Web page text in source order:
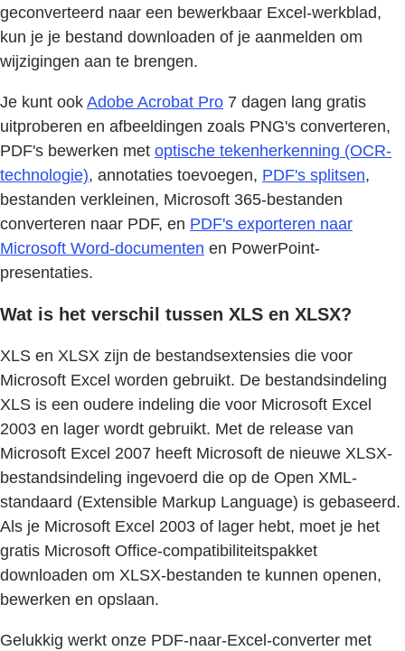
geconverteerd naar een bewerkbaar Excel-werkblad,
kun je je bestand downloaden of je aanmelden om
wijzigingen aan te brengen.
Je kunt ook Adobe Acrobat Pro 7 dagen lang gratis
uitproberen en afbeeldingen zoals PNG's converteren,
PDF's bewerken met optische tekenherkenning (OCR-
technologie), annotaties toevoegen, PDF's splitsen,
bestanden verkleinen, Microsoft 365-bestanden
converteren naar PDF, en PDF's exporteren naar
Microsoft Word-documenten en PowerPoint-
presentaties.
Wat is het verschil tussen XLS en XLSX?
XLS en XLSX zijn de bestandsextensies die voor
Microsoft Excel worden gebruikt. De bestandsindeling
XLS is een oudere indeling die voor Microsoft Excel
2003 en lager wordt gebruikt. Met de release van
Microsoft Excel 2007 heeft Microsoft de nieuwe XLSX-
bestandsindeling ingevoerd die op de Open XML-
standaard (Extensible Markup Language) is gebaseerd.
Als je Microsoft Excel 2003 of lager hebt, moet je het
gratis Microsoft Office-compatibiliteitspakket
downloaden om XLSX-bestanden te kunnen openen,
bewerken en opslaan.
Gelukkig werkt onze PDF-naar-Excel-converter met